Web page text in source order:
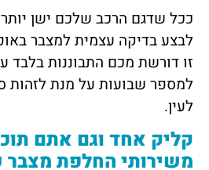
ככל שדגם הרכב שלכם ישן
לבצע בדיקה עצמית למצבר
זו דורשת מכם התבוננות
למספר שבועות על מנת לזהות
לעין.
קליק אחד וגם אתם
משירותי החלפת מצבר